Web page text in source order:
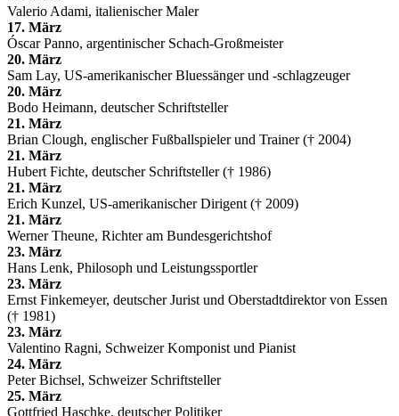
Valerio Adami, italienischer Maler
17. März
Óscar Panno, argentinischer Schach-Großmeister
20. März
Sam Lay, US-amerikanischer Bluessänger und -schlagzeuger
20. März
Bodo Heimann, deutscher Schriftsteller
21. März
Brian Clough, englischer Fußballspieler und Trainer († 2004)
21. März
Hubert Fichte, deutscher Schriftsteller († 1986)
21. März
Erich Kunzel, US-amerikanischer Dirigent († 2009)
21. März
Werner Theune, Richter am Bundesgerichtshof
23. März
Hans Lenk, Philosoph und Leistungssportler
23. März
Ernst Finkemeyer, deutscher Jurist und Oberstadtdirektor von Essen
(† 1981)
23. März
Valentino Ragni, Schweizer Komponist und Pianist
24. März
Peter Bichsel, Schweizer Schriftsteller
25. März
Gottfried Haschke, deutscher Politiker